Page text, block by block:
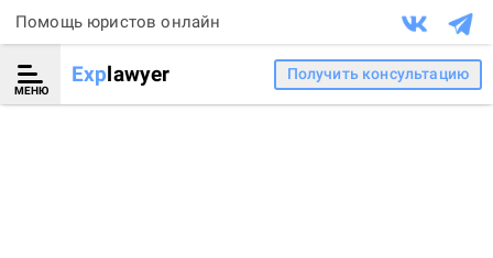
Помощь юристов онлайн
МЕНЮ
Explawyer Получить консультацию